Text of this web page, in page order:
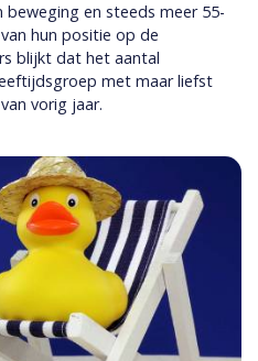
en steeds meer 55-
hun positie op de
blijkt dat het aantal
met maar liefst
vorig jaar.